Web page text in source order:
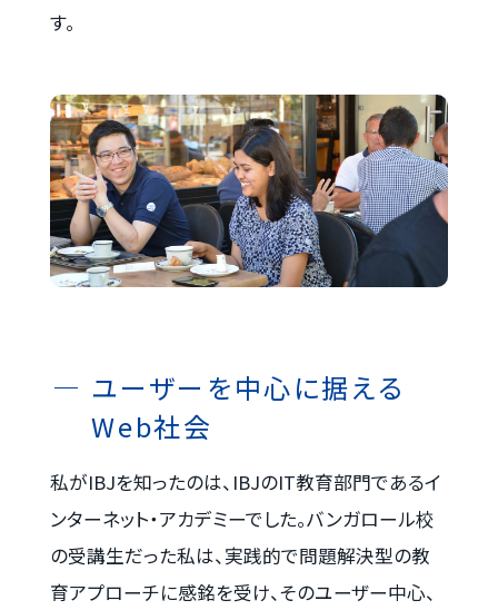
す。
ユーザーを中心に据える
Web社会
私がIBJを知ったのは、IBJのIT教育部門であるイ
ンターネット・アカデミーでした。バンガロール校
の受講生だった私は、実践的で問題解決型の教
育アプローチに感銘を受け、そのユーザー中心、